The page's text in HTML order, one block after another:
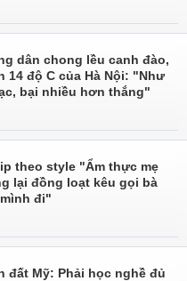
dân chong lều canh đào,
14 độ C của Hà Nội: "Như
bại nhiều hơn thắng"
theo style "Ẩm thực mẹ
lại đồng loạt kêu gọi bà
đi"
đất Mỹ: Phải học nghề đủ